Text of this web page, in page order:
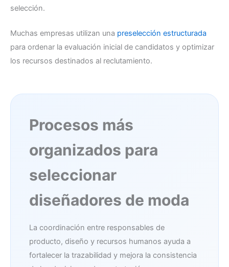
selección.
Muchas empresas utilizan una preselección estructurada
para ordenar la evaluación inicial de candidatos y optimizar
los recursos destinados al reclutamiento.
Procesos más
organizados para
seleccionar
diseñadores de moda
La coordinación entre responsables de
producto, diseño y recursos humanos ayuda a
fortalecer la trazabilidad y mejora la consistencia